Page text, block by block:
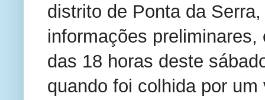
distrito de Ponta da
informações
das 18 horas deste
quando foi colhida por